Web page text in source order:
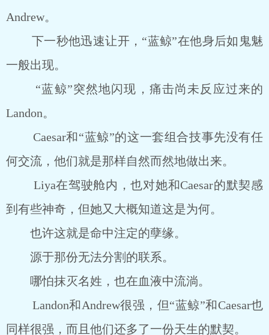
Andrew。
下一秒他迅速让开，“蓝鲸”在他身后如鬼魅
一般出现。
“蓝鲸”突然地闪现，痛击尚未反应过来的
Landon。
Caesar和“蓝鲸”的这一套组合技事先没有任
何交流，他们就是那样自然而然地做出来。
Liya在驾驶舱内，也对她和Caesar的默契感
到有些神奇，但她又大概知道这是为何。
也许这就是命中注定的孽缘。
源于那份无法分割的联系。
哪怕抹灭名姓，也在血液中流淌。
Landon和Andrew很强，但“蓝鲸”和Caesar也
同样很强，而且他们还多了一份天生的默契。